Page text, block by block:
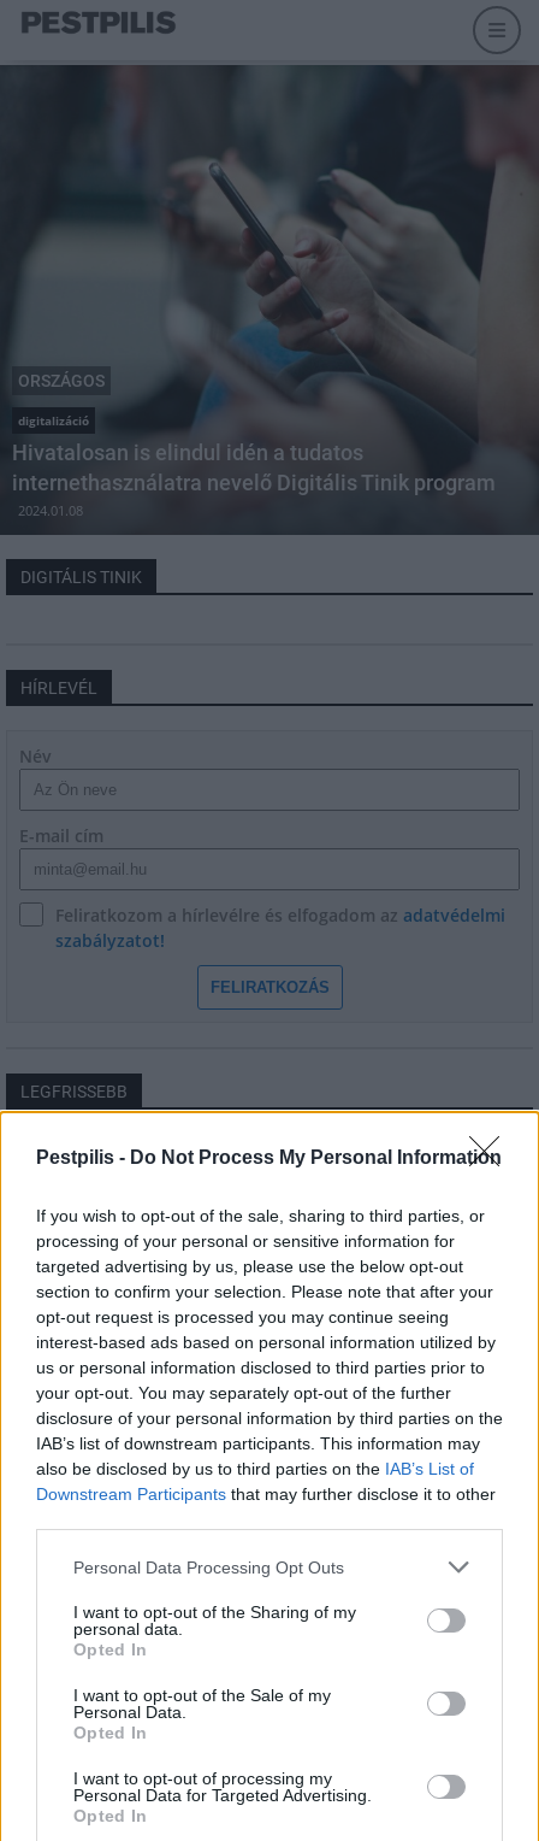
Pestpilis - Do Not Process My Personal Information
If you wish to opt-out of the sale, sharing to third parties, or
processing of your personal or sensitive information for
targeted advertising by us, please use the below opt-out
section to confirm your selection. Please note that after your
opt-out request is processed you may continue seeing
interest-based ads based on personal information utilized by
us or personal information disclosed to third parties prior to
your opt-out. You may separately opt-out of the further
disclosure of your personal information by third parties on the
IAB’s list of downstream participants. This information may
also be disclosed by us to third parties on the IAB’s List of
Downstream Participants that may further disclose it to other
Personal Data Processing Opt Outs
I want to opt-out of the Sharing of my
personal data.
Opted In
I want to opt-out of the Sale of my
Personal Data.
Opted In
I want to opt-out of processing my
Personal Data for Targeted Advertising.
Opted In
ORSZÁGOS
digitalizáció
Hivatalosan is elindul idén a tudatos
internethasználatra nevelő Digitális Tinik program
2024.01.08
DIGITÁLIS TINIK
HÍRLEVÉL
Név
E-mail cím
Feliratkozom a hírlevélre és elfogadom az adatvédelmi
szabályzatot!
FELIRATKOZÁS
LEGFRISSEBB
Országos
Megérkezett az eső a Duna vízgyűjtőjére
Helyi
Amire többmillióan vártunk: szombattól
másodfokúra csökken a riasztás
Pest megye
Fából épül Budakeszi új óvodája
HIRDETÉS
HIRDETÉS
HIRDETÉS